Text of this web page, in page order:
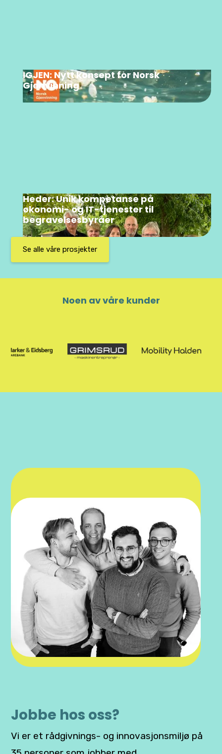
IGJEN: Nytt konsept for Norsk
Gjenvinning
Heder: Unik kompetanse på
økonomi- og IT-tjenester til
begravelsesbyråer
Se alle våre prosjekter
Noen av våre kunder
Jobbe hos oss?
Vi er et rådgivnings- og innovasjonsmiljø på